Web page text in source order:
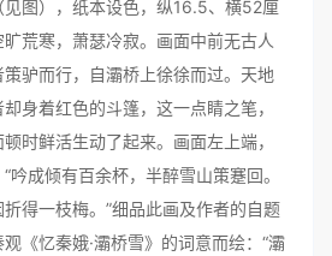
见图），纸本设色，纵16.5、横52厘
荒寒，萧瑟冷寂。画面中前无古人
驴而行，自灞桥上徐徐而过。天地
身着红色的斗篷，这一点睛之笔，
时鲜活生动了起来。画面左上端，
吟成倾有百余杯，半醉雪山策蹇回。
得一枝梅。”细品此画及作者的自题
《忆秦娥·灞桥雪》的词意而绘：“灞